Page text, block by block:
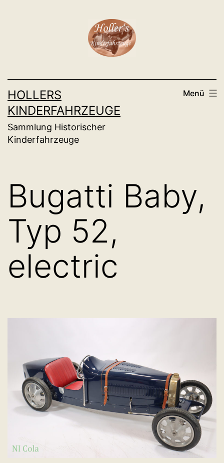
HOLLERS
KINDERFAHRZEUGE
Sammlung Historischer
Kinderfahrzeuge
Menü
Bugatti Baby,
Typ 52,
electric